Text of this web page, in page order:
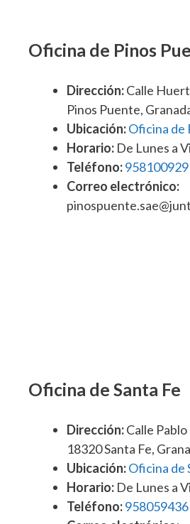
Oficina de Pinos
Dirección:Calle
Pinos Puente,
Ubicación:Oficina de
Horario: De Lunes a
Teléfono:958100929
Correo electrónico:
Oficina de Santa Fe
Dirección:Calle
18320 Santa Fe,
Ubicación:Oficina de
Horario: De Lunes a
Teléfono:958059436